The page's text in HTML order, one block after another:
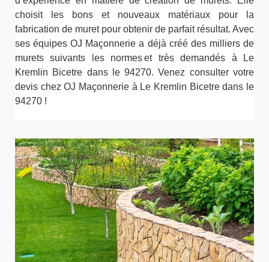
choisit les bons et nouveaux matériaux pour la
fabrication de muret pour obtenir de parfait résultat. Avec
ses équipes OJ Maçonnerie a déjà créé des milliers de
murets suivants les normes et très demandés à Le
Kremlin Bicetre dans le 94270. Venez consulter votre
devis chez OJ Maçonnerie à Le Kremlin Bicetre dans le
94270 !